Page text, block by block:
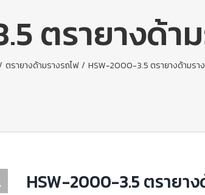
ตรายางด้า
ตรายางด้ามรางรถไฟ / HSW-2000-3.5 ตรายางด้ามรา
HSW-2000-3.5 ตรายา